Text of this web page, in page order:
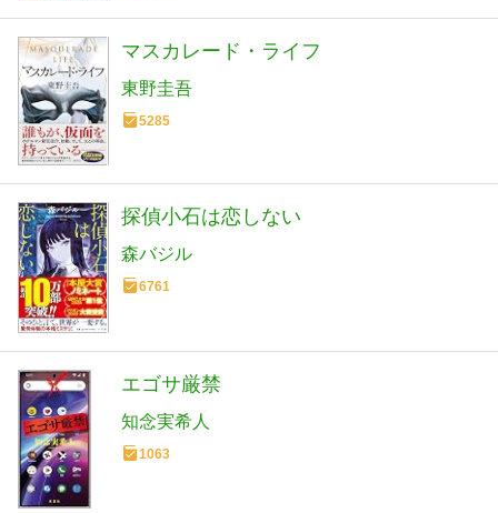
マスカレード・ライフ
東野圭吾
5285
探偵小石は恋しない
森バジル
6761
エゴサ厳禁
知念実希人
1063